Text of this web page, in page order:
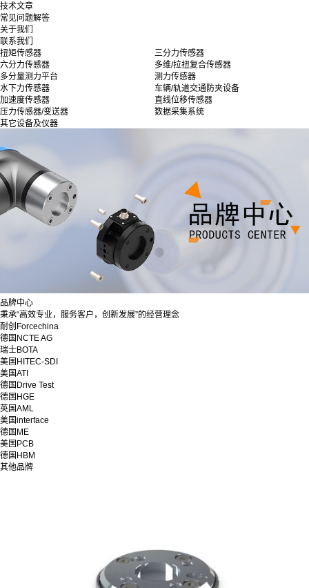
技术文章
常见问题解答
关于我们
联系我们
扭矩传感器
三分力传感器
六分力传感器
多维/拉扭复合传感器
多分量测力平台
测力传感器
水下力传感器
车辆/轨道交通防夹设备
加速度传感器
直线位移传感器
压力传感器/变送器
数据采集系统
其它设备及仪器
品牌中心
秉承“高效专业，服务客户，创新发展”的经营理念
耐创Forcechina
德国NCTE AG
瑞士BOTA
美国HITEC-SDI
美国ATI
德国Drive Test
德国HGE
英国AML
美国interface
德国ME
美国PCB
德国HBM
其他品牌